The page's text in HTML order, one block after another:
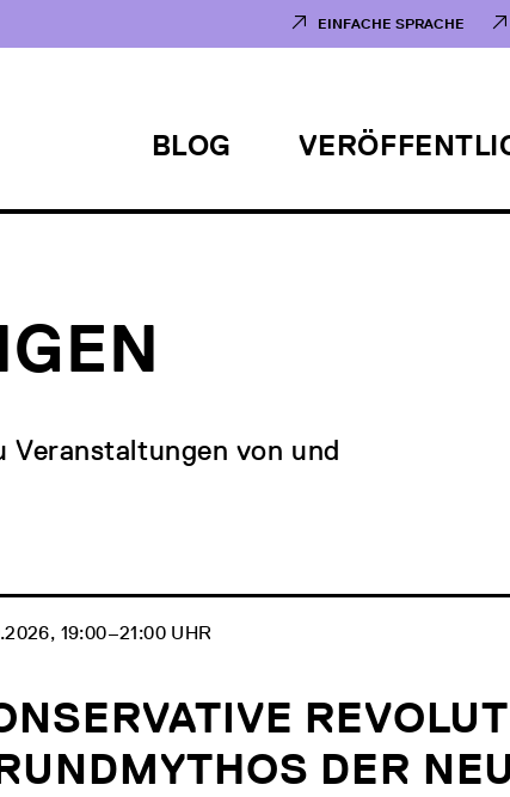
EINFACHE SPRACHE
BLOG
von und
19:00‒21:00 UHR
DER